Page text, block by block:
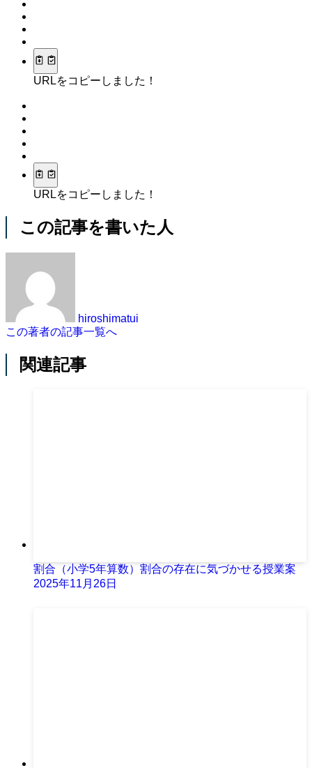
URLをコピーしました！
URLをコピーしました！
この記事を書いた人
hiroshimatui
この著者の記事一覧へ
関連記事
割合（小学5年算数）割合の存在に気づかせる授業案
2025年11月26日